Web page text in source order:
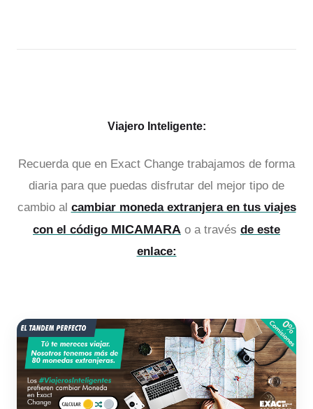
Viajero Inteligente:
Recuerda que en Exact Change trabajamos de forma
diaria para que puedas disfrutar del mejor tipo de
cambio al cambiar moneda extranjera en tus viajes
con el código MICAMARA o a través de este
enlace: